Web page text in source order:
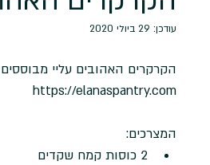
עודכן: 29 ביולי 2020
הקרקרים האהובים עליי
https://elanaspantry.com
המצרכים:
2 כוסות קמח שקדים